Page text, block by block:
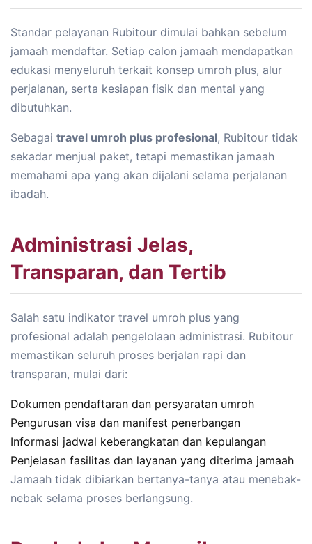
Standar pelayanan Rubitour dimulai bahkan sebelum
jamaah mendaftar. Setiap calon jamaah mendapatkan
edukasi menyeluruh terkait konsep umroh plus, alur
perjalanan, serta kesiapan fisik dan mental yang
dibutuhkan.
Sebagai travel umroh plus profesional, Rubitour tidak
sekadar menjual paket, tetapi memastikan jamaah
memahami apa yang akan dijalani selama perjalanan
ibadah.
Administrasi Jelas,
Transparan, dan Tertib
Salah satu indikator travel umroh plus yang
profesional adalah pengelolaan administrasi. Rubitour
memastikan seluruh proses berjalan rapi dan
transparan, mulai dari:
Dokumen pendaftaran dan persyaratan umroh
Pengurusan visa dan manifest penerbangan
Informasi jadwal keberangkatan dan kepulangan
Penjelasan fasilitas dan layanan yang diterima jamaah
Jamaah tidak dibiarkan bertanya-tanya atau menebak-
nebak selama proses berlangsung.